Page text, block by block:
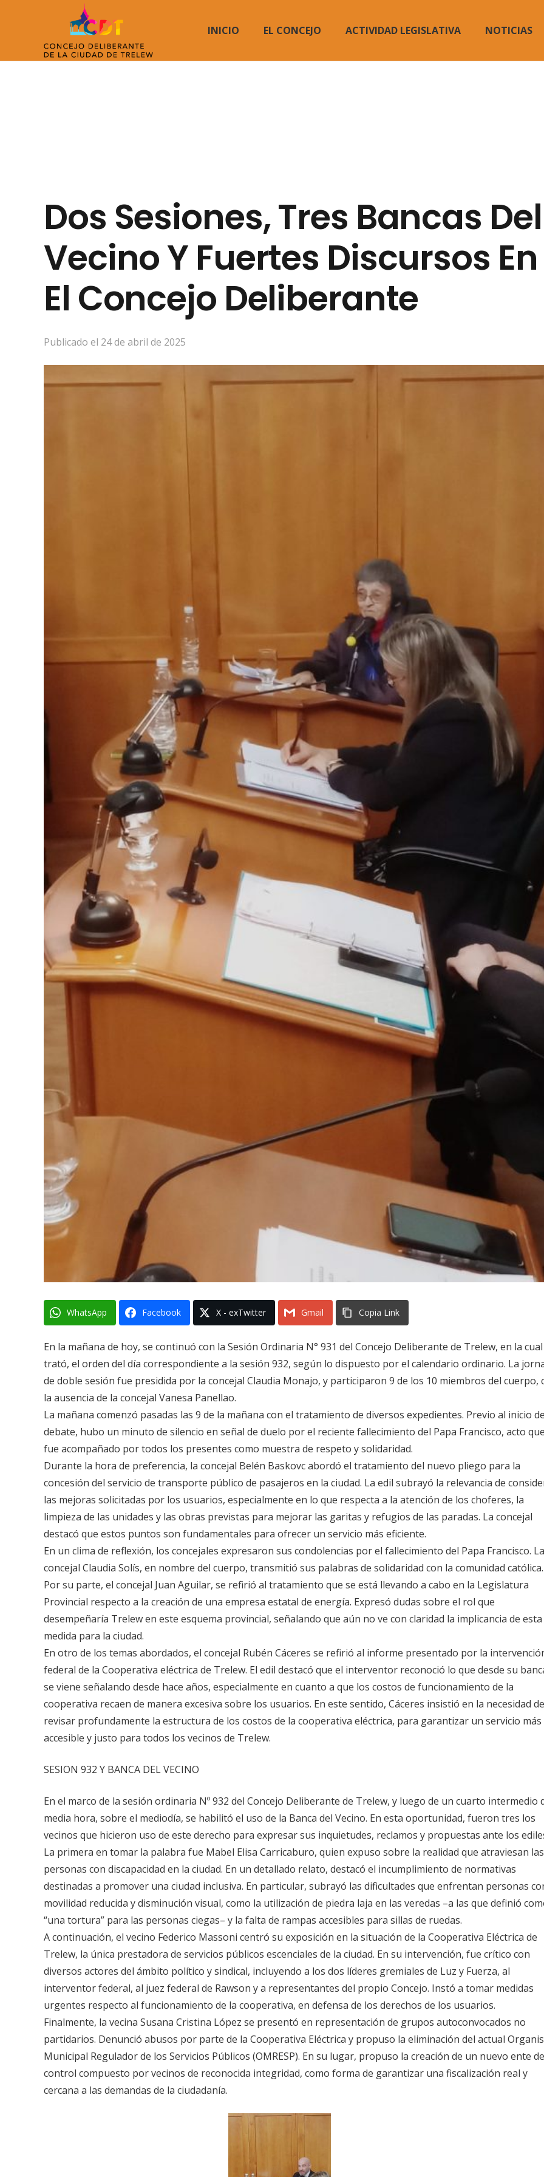
INICIO EL CONCEJO ACTIVIDAD LEGISLATIVA NOTICIAS
Dos Sesiones, Tres Bancas Del
Vecino Y Fuertes Discursos En
El Concejo Deliberante
Publicado el 24 de abril de 2025
WhatsApp Facebook X - exTwitter Gmail Copia Link
En la mañana de hoy, se continuó con la Sesión Ordinaria N° 931 del Concejo Deliberante de Trelew, en la
trató, el orden del día correspondiente a la sesión 932, según lo dispuesto por el calendario ordinario. La
de doble sesión fue presidida por la concejal Claudia Monajo, y participaron 9 de los 10 miembros del cuerpo,
la ausencia de la concejal Vanesa Panellao.
La mañana comenzó pasadas las 9 de la mañana con el tratamiento de diversos expedientes. Previo al inicio
debate, hubo un minuto de silencio en señal de duelo por el reciente fallecimiento del Papa Francisco, acto
fue acompañado por todos los presentes como muestra de respeto y solidaridad.
Durante la hora de preferencia, la concejal Belén Baskovc abordó el tratamiento del nuevo pliego para la
concesión del servicio de transporte público de pasajeros en la ciudad. La edil subrayó la relevancia de
las mejoras solicitadas por los usuarios, especialmente en lo que respecta a la atención de los choferes, la
limpieza de las unidades y las obras previstas para mejorar las garitas y refugios de las paradas. La concejal
destacó que estos puntos son fundamentales para ofrecer un servicio más eficiente.
En un clima de reflexión, los concejales expresaron sus condolencias por el fallecimiento del Papa Francisco. La
concejal Claudia Solís, en nombre del cuerpo, transmitió sus palabras de solidaridad con la comunidad católica.
Por su parte, el concejal Juan Aguilar, se refirió al tratamiento que se está llevando a cabo en la Legislatura
Provincial respecto a la creación de una empresa estatal de energía. Expresó dudas sobre el rol que
desempeñaría Trelew en este esquema provincial, señalando que aún no ve con claridad la implicancia de esta
medida para la ciudad.
En otro de los temas abordados, el concejal Rubén Cáceres se refirió al informe presentado por la
federal de la Cooperativa eléctrica de Trelew. El edil destacó que el interventor reconoció lo que desde su
se viene señalando desde hace años, especialmente en cuanto a que los costos de funcionamiento de la
cooperativa recaen de manera excesiva sobre los usuarios. En este sentido, Cáceres insistió en la necesidad de
revisar profundamente la estructura de los costos de la cooperativa eléctrica, para garantizar un servicio más
accesible y justo para todos los vecinos de Trelew.
SESION 932 Y BANCA DEL VECINO
En el marco de la sesión ordinaria Nº 932 del Concejo Deliberante de Trelew, y luego de un cuarto intermedio
media hora, sobre el mediodía, se habilitó el uso de la Banca del Vecino. En esta oportunidad, fueron tres los
vecinos que hicieron uso de este derecho para expresar sus inquietudes, reclamos y propuestas ante los
La primera en tomar la palabra fue Mabel Elisa Carricaburo, quien expuso sobre la realidad que atraviesan las
personas con discapacidad en la ciudad. En un detallado relato, destacó el incumplimiento de normativas
destinadas a promover una ciudad inclusiva. En particular, subrayó las dificultades que enfrentan personas
movilidad reducida y disminución visual, como la utilización de piedra laja en las veredas –a las que definió
“una tortura” para las personas ciegas– y la falta de rampas accesibles para sillas de ruedas.
A continuación, el vecino Federico Massoni centró su exposición en la situación de la Cooperativa Eléctrica de
Trelew, la única prestadora de servicios públicos escenciales de la ciudad. En su intervención, fue crítico con
diversos actores del ámbito político y sindical, incluyendo a los dos líderes gremiales de Luz y Fuerza, al
interventor federal, al juez federal de Rawson y a representantes del propio Concejo. Instó a tomar medidas
urgentes respecto al funcionamiento de la cooperativa, en defensa de los derechos de los usuarios.
Finalmente, la vecina Susana Cristina López se presentó en representación de grupos autoconvocados no
partidarios. Denunció abusos por parte de la Cooperativa Eléctrica y propuso la eliminación del actual
Municipal Regulador de los Servicios Públicos (OMRESP). En su lugar, propuso la creación de un nuevo ente de
control compuesto por vecinos de reconocida integridad, como forma de garantizar una fiscalización real y
cercana a las demandas de la ciudadanía.